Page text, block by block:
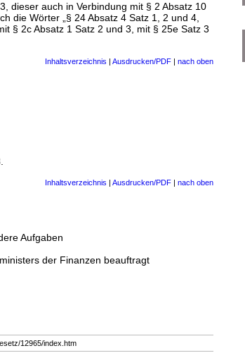
dieser auch in Verbindung mit § 2 Absatz 10
die Wörter „§ 24 Absatz 4 Satz 1, 2 und 4,
§ 2c Absatz 1 Satz 2 und 3, mit § 25e Satz 3
Inhaltsverzeichnis | Ausdrucken/PDF | nach oben
Inhaltsverzeichnis | Ausdrucken/PDF | nach oben
Aufgaben
der Finanzen beauftragt
12965/index.htm